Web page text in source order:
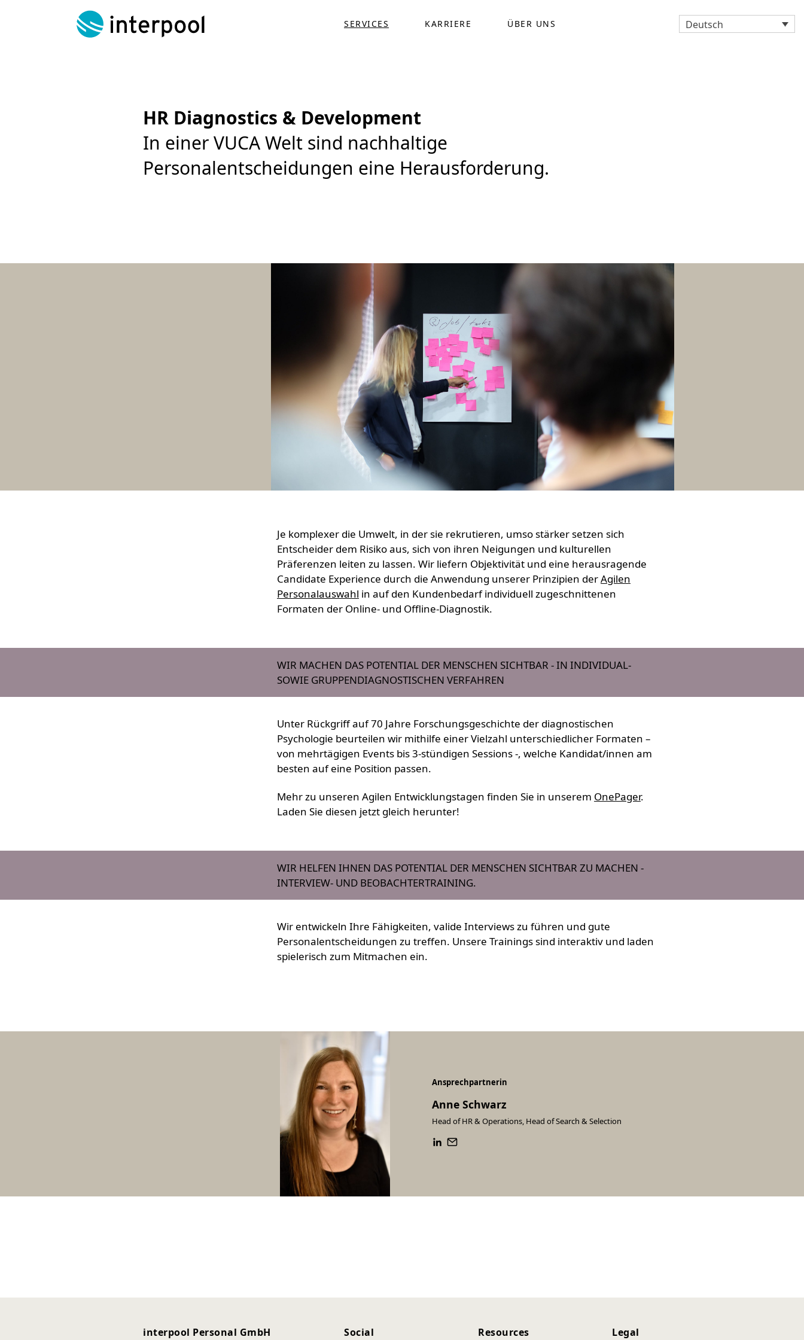
SERVICES KARRIERE ÜBER UNS Deutsch
HR Diagnostics & Development
In einer VUCA Welt sind nachhaltige
Personalentscheidungen eine Herausforderung.
Je komplexer die Umwelt, in der sie rekrutieren, umso stärker setzen sich
Entscheider dem Risiko aus, sich von ihren Neigungen und kulturellen
Präferenzen leiten zu lassen. Wir liefern Objektivität und eine herausragende
Candidate Experience durch die Anwendung unserer Prinzipien derAgilen
Personalauswahl in auf den Kundenbedarf individuell zugeschnittenen
Formaten der Online- und Offline-Diagnostik.
WIR MACHEN DAS POTENTIAL DER MENSCHEN SICHTBAR - IN INDIVIDUAL-
SOWIE GRUPPENDIAGNOSTISCHEN VERFAHREN
Unter Rückgriff auf 70 Jahre Forschungsgeschichte der diagnostischen
Psychologie beurteilen wir mithilfe einer Vielzahl unterschiedlicher Formaten –
von mehrtägigen Events bis 3-stündigen Sessions -, welche Kandidat/innen am
besten auf eine Position passen.
Mehr zu unseren Agilen Entwicklungstagen finden Sie in unserem OnePager.
Laden Sie diesen jetzt gleich herunter!
WIR HELFEN IHNEN DAS POTENTIAL DER MENSCHEN SICHTBAR ZU MACHEN -
INTERVIEW- UND BEOBACHTERTRAINING.
Wir entwickeln Ihre Fähigkeiten, valide Interviews zu führen und gute
Personalentscheidungen zu treffen. Unsere Trainings sind interaktiv und laden
spielerisch zum Mitmachen ein.
Ansprechpartnerin
Anne Schwarz
Head of HR & Operations, Head of Search & Selection
interpool Personal GmbH Social Resources Legal